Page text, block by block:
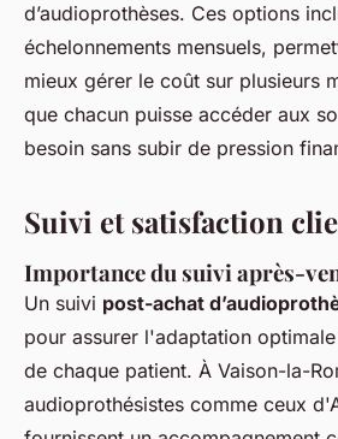
d’audioprothèses. Ces options
échelonnements mensuels,
mieux gérer le coût sur plusieurs
que chacun puisse accéder aux
besoin sans subir de pression
Suivi et satisfaction
Importance du suivi après-
Un suivi post-achat
pour assurer l'adaptation
de chaque patient. À Vaison-la-
audioprothésistes comme ceux